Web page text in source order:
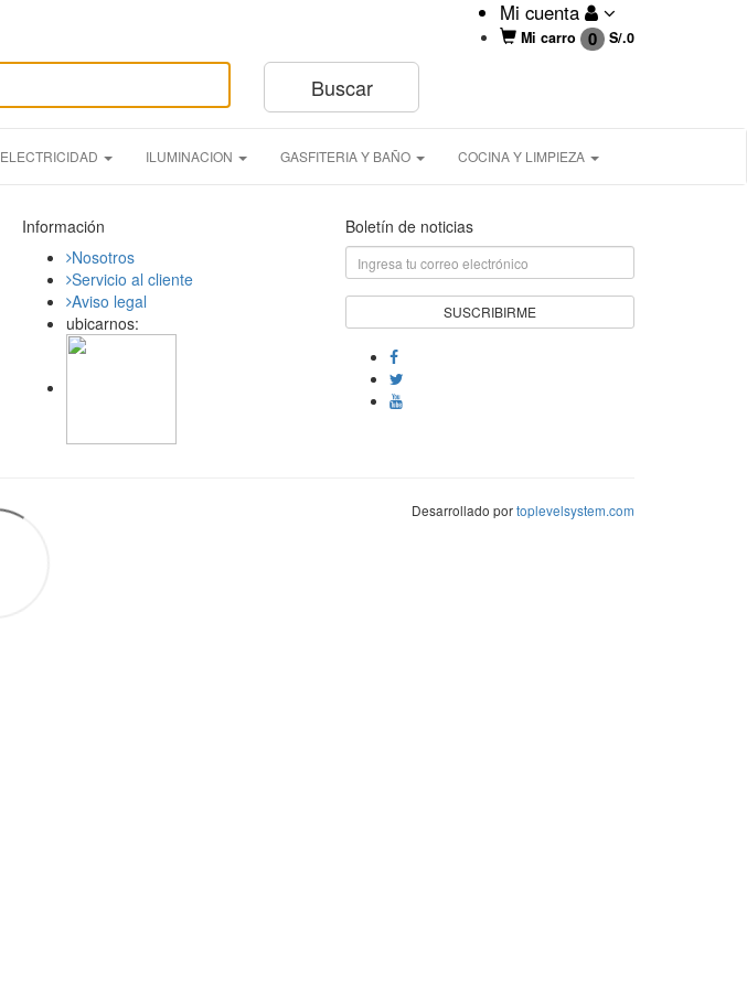
Mi cuenta
Mi carro 0 S/.0
ELECTRICIDAD ILUMINACION GASFITERIA Y BAÑO COCINA Y LIMPIEZA
Información
Nosotros
Servicio al cliente
Aviso legal
ubicarnos:
Boletín de noticias
Desarrollado portoplevelsystem.com